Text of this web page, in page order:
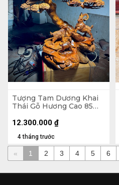
Tượng Tam Dương Khai
Thái Gỗ Hương Cao 85
4 tháng trước
12.300.000 ₫
« 1 2 3 4 5 6